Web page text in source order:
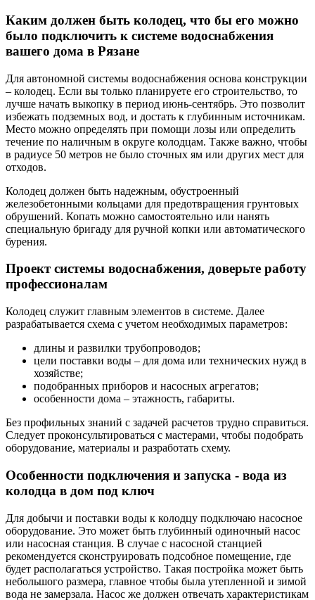
Каким должен быть колодец, что бы его можно
было подключить к системе водоснабжения
вашего дома в Рязане
Для автономной системы водоснабжения основа конструкции
– колодец. Если вы только планируете его строительство, то
лучше начать выкопку в период июнь-сентябрь. Это позволит
избежать подземных вод, и достать к глубинным источникам.
Место можно определять при помощи лозы или определить
течение по наличным в округе колодцам. Также важно, чтобы
в радиусе 50 метров не было сточных ям или других мест для
отходов.
Колодец должен быть надежным, обустроенный
железобетонными кольцами для предотвращения грунтовых
обрушений. Копать можно самостоятельно или нанять
специальную бригаду для ручной копки или автоматического
бурения.
Проект системы водоснабжения, доверьте работу
профессионалам
Колодец служит главным элементов в системе. Далее
разрабатывается схема с учетом необходимых параметров:
длины и развилки трубопроводов;
цели поставки воды – для дома или технических нужд в
хозяйстве;
подобранных приборов и насосных агрегатов;
особенности дома – этажность, габариты.
Без профильных знаний с задачей расчетов трудно справиться.
Следует проконсультироваться с мастерами, чтобы подобрать
оборудование, материалы и разработать схему.
Особенности подключения и запуска - вода из
колодца в дом под ключ
Для добычи и поставки воды к колодцу подключаю насосное
оборудование. Это может быть глубинный одиночный насос
или насосная станция. В случае с насосной станцией
рекомендуется сконструировать подсобное помещение, где
будет располагаться устройство. Такая постройка может быть
небольшого размера, главное чтобы была утепленной и зимой
вода не замерзала. Насос же должен отвечать характеристикам